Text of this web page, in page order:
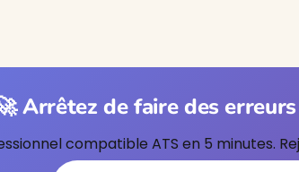
Arrêtez de faire des
compatible ATS en 5 minutes.